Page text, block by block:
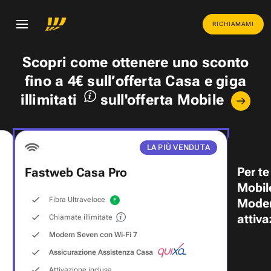
RICHIAMAMI
Scopri come ottenere uno sconto
fino a 4€ sull’offerta Casa egiga
illimitati
sull'offerta Mobile
LA PIÙ VENDUTA
Fastweb Casa Pro
Fibra Ultraveloce
Chiamate illimitate
Modem Seven con Wi‑Fi 7
Assicurazione Assistenza Casa
Per